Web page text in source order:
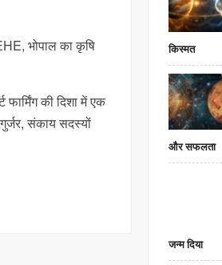
भोपाल का कृषि
की दिशा में एक
संकाय सदस्यों
किस्मत
और सफलता
जन्म दिया